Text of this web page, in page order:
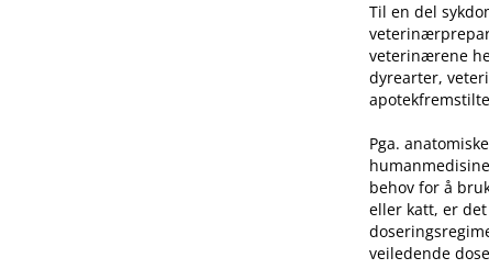
Til en del
veterinærene
dyrearter,
Pga.
behov for å
eller katt, er
veiledende